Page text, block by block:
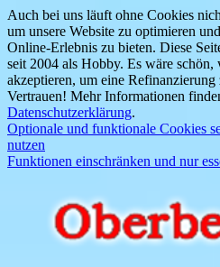
Auch bei uns läuft ohne Cookies
um unsere Website zu optimieren
Online-Erlebnis zu bieten. Diese
seit 2004 als Hobby. Es wäre
akzeptieren, um eine
Vertrauen! Mehr Informationen
Datenschutzerklärung.
Optionale und funktionale Cookies
nutzen
Funktionen einschränken und nur